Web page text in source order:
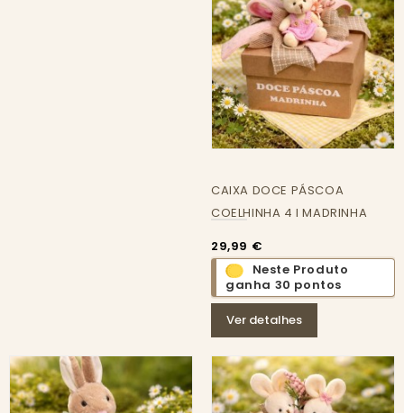
CAIXA DOCE PÁSCOA
COELHINHA 4 I MADRINHA
29,99 €
Neste Produto
ganha 30 pontos
Ver detalhes